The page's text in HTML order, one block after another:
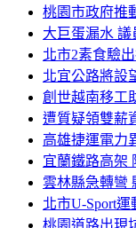
桃園市政府推
大巨蛋漏水 議
北市2素食驗
北宜公路將設
創世越南移工
遭質疑領雙薪
高雄捷運電力
宜蘭鐵路高架
雲林縣急轉彎
北市U-Sport